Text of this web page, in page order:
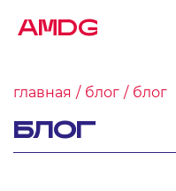
AMDG
главная блог блог
БЛОГ